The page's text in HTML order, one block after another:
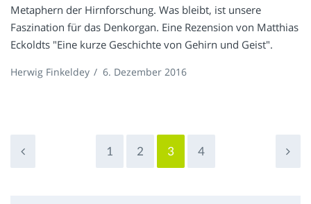
Metaphern der Hirnforschung. Was bleibt, ist unsere
Faszination für das Denkorgan. Eine Rezension von Matthias
Eckoldts "Eine kurze Geschichte von Gehirn und Geist".
Herwig Finkeldey / 6. Dezember 2016
1 2 3 4